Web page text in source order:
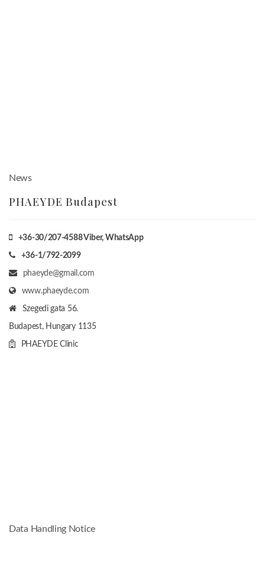
News
PHAEYDE Budapest
+36-30/207-4588Viber, WhatsApp
+36-1/792-2099
phaeyde@gmail.com
www.phaeyde.com
Szegedi gata 56.
Budapest, Hungary 1135
PHAEYDE Clinic
Data Handling Notice